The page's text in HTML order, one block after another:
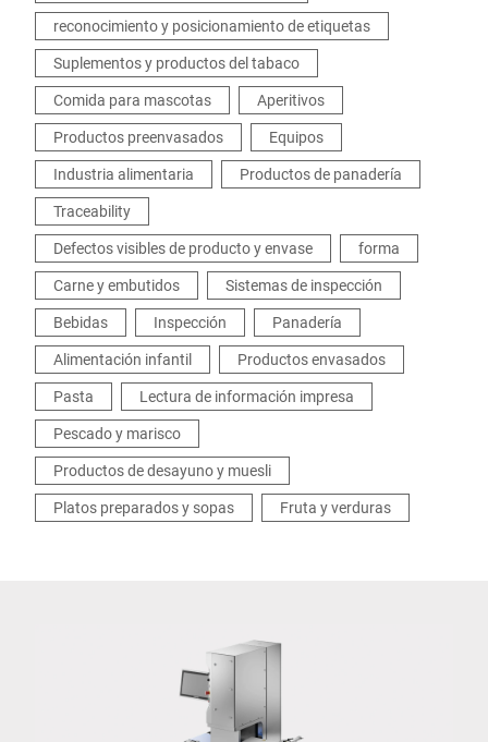
reconocimiento y posicionamiento de etiquetas
Suplementos y productos del tabaco
Comida para mascotas
Aperitivos
Productos preenvasados
Equipos
Industria alimentaria
Productos de panadería
Traceability
Defectos visibles de producto y envase
forma
Carne y embutidos
Sistemas de inspección
Bebidas
Inspección
Panadería
Alimentación infantil
Productos envasados
Pasta
Lectura de información impresa
Pescado y marisco
Productos de desayuno y muesli
Platos preparados y sopas
Fruta y verduras